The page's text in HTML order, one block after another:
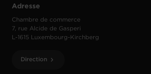
Adresse
Chambre de commerce
7, rue Alcide de Gasperi
L-1615 Luxembourg-Kirchberg
Direction